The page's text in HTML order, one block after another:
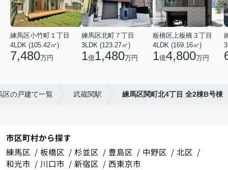
練馬区小竹町１丁目
4LDK (105.42㎡)
7,480万円
練馬区北町７丁目
3LDK (123.27㎡)
1億1,480万円
板橋区上板橋３丁目
4LDK (169.16㎡)
1億4,800万円
区の戸建て一覧 武蔵関駅 練馬区関町北4丁目 全2棟B号棟
市区町村から探す
練馬区
板橋区 杉並区 豊島区 中野区
北区
和光市
川口市 新宿区
西東京市